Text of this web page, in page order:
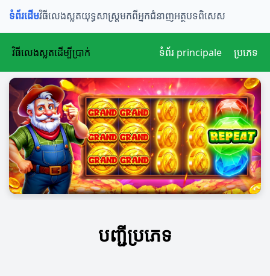
ទំព័រដើមវិធីលេងស្លតយុទ្ធសាស្ត្រមកពីអ្នកជំនាញអត្ថបទពិសេស
វិធីលេងស្លតដើម្បីប្រាក់ ទំព័រ principale ប្រភេទ
បញ្ជីប្រភេទ